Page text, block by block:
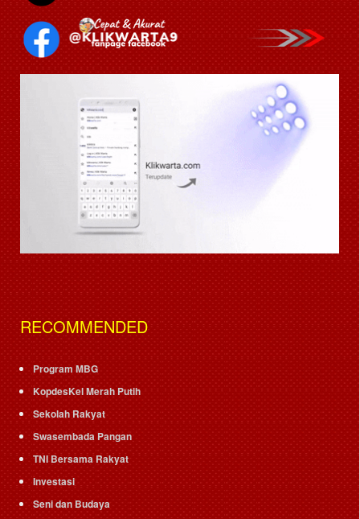
RECOMMENDED
Program MBG
KopdesKel Merah Putih
Sekolah Rakyat
Swasembada Pangan
TNI Bersama Rakyat
Investasi
Seni dan Budaya